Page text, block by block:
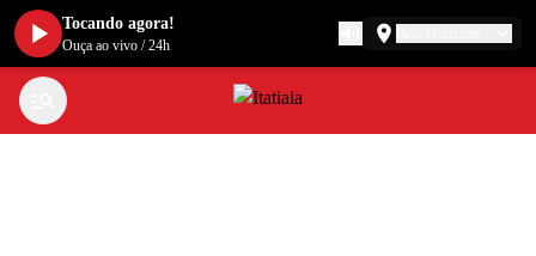
Tocando agora!
Ouça ao vivo /24h